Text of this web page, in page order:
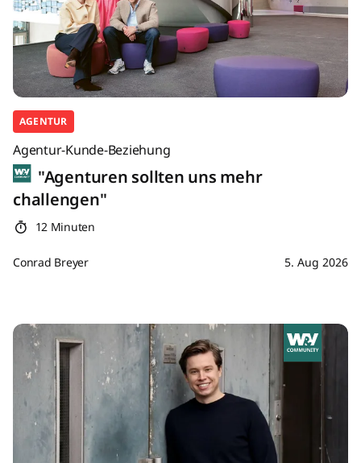
AGENTUR
Agentur-Kunde-Beziehung
"Agenturen sollten uns mehr
challengen"
12 Minuten
Conrad Breyer 5. Aug 2026